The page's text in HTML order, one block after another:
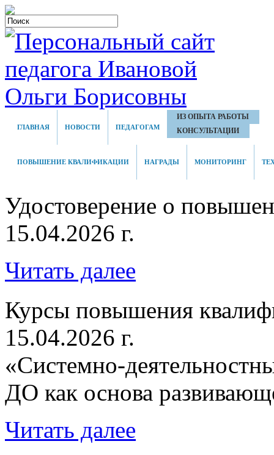
ГЛАВНАЯ НОВОСТИ ПЕДАГОГАМ
ИЗ ОПЫТА РАБОТЫ
КОНСУЛЬТАЦИИ
ПОВЫШЕНИЕ КВАЛИФИКАЦИИ НАГРАДЫ МОНИТОРИНГ
Удостоверение о
15.04.2026 г.
Читать далее
Курсы повышения
15.04.2026 г.
«Системно-
ДО как основа
Читать далее